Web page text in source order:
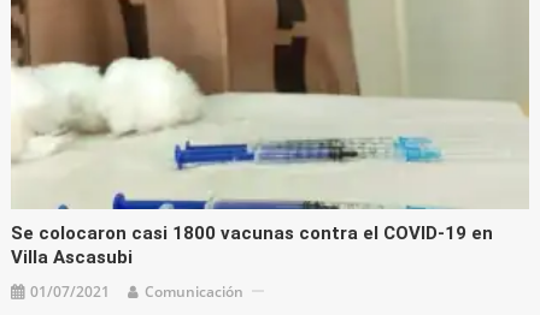
Se colocaron casi 1800 vacunas contra el COVID-19 en
Villa Ascasubi
01/07/2021 Comunicación